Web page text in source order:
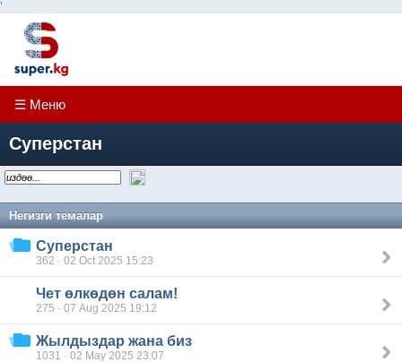
'
☰ Меню
Суперстан
Негизги темалар
Суперстан
362 · 02 Oct 2025 15:23
Чет өлкөдөн салам!
275 · 07 Aug 2025 19:12
Жылдыздар жана биз
1031 · 02 May 2025 23:07